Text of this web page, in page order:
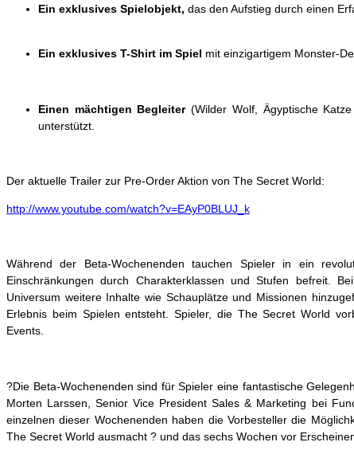
Ein exklusives Spielobjekt, das den Aufstieg durch einen
Ein exklusives T-Shirt im Spiel mit einzigartigem Monster-
Einen mächtigen Begleiter(Wilder Wolf, Ägyptische
unterstützt.
Der aktuelle Trailer zur Pre-Order Aktion von The Secret World:
http://www.youtube.com/watch?v=EAyP0BLUJ_k
Während der Beta-Wochenenden tauchen Spieler in ein
Einschränkungen durch Charakterklassen und Stufen befreit.
Universum weitere Inhalte wie Schauplätze und Missionen
Erlebnis beim Spielen entsteht. Spieler, die The Secret World
Events.
?Die Beta-Wochenenden sind für Spieler eine fantastische
Morten Larssen, Senior Vice President Sales & Marketing bei
einzelnen dieser Wochenenden haben die Vorbesteller die
The Secret World ausmacht ? und das sechs Wochen vor